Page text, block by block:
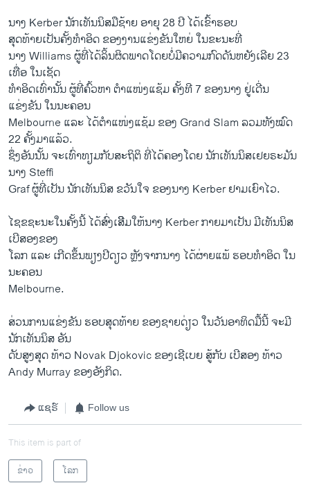
ນາງ Kerber ນັກເທັນນິສມືຊ້າຍ ອາຍຸ 28 ປີ ໄດ້ເຂົ້າຮອບ
ສຸດທ້າຍເປັນຄັ້ງທຳອິດ ຂອງງານແຂ່ງຂັນໃຫຍ່ ໃນຂະນະທີ່
ນາງ Williams ຜູ້ທີ່ໄດ້ລິ້ນຜິດພາດໂດຍບໍ່ມີຄວາມກົດດັນຫຍັງເລີຍ 23
ເທື່ອ ໃນເຊັດ
ທຳອິດເທົ່ານັ້ນ ຜູ້ທີ່ຄົ້ວຫາ ຕຳແໜ່ງແຊ້ມ ຄັ້ງທີ 7 ຂອງນາງ ຢູ່ເດີ່ນ
ແຂ່ງຂັນ ໃນນະຄອນ
Melbourne ແລະ ໄດ້ຕຳແໜ່ງແຊ້ມ ຂອງ Grand Slam ລວມທັງໝົດ
22 ຄັ້ງມາແລ້ວ.
ຊຶ່ງອັນນັ້ນ ຈະເທົ່າທຽມກັບສະຖິຕິ ທີ່ໄດ້ຄອງໂດຍ ນັກເທັນນິສເຢຍຣະມັນ
ນາງ Steffi
Graf ຜູ້ທີ່ເປັນ ນັກເທັນນິສ ຂວັນໃຈ ຂອງນາງ Kerber ຢາມເຍົາໄວ.
ໄຊຂຊະນະໃນຄັ້ງນີ້ ໄດ້ສົ່ງເສີິມໃຫ້ນາງ Kerber ກາຍມາເປັນ ມີເທັນນິສ
ເບີສອງຂອງ
ໂລກ ແລະ ເກີດຂຶ້ນພຽງປີດຽວ ຫຼັງຈາກນາງ ໄດ້ຜ່າຍແພ້ ຮອບທຳອິດ ໃນ
ນະຄອນ
Melbourne.
ສ່ວນການແຂ່ງຂັນ ຮອບສຸດທ້າຍ ຂອງຊາຍດ່ຽວ ໃນວັນອາທິດມື້ນີ້ ຈະມີ
ນັກເທັນນິສ ອັນ
ດັບສູງສຸດ ທ້າວ Novak Djokovic ຂອງເຊີເບຍ ສູ້ກັບ ເບີສອງ ທ້າວ
Andy Murray ຂອງອັງກິດ.
ແຊຣ໌ Follow us
This item is part of
ຂ່າວ
ໂລກ